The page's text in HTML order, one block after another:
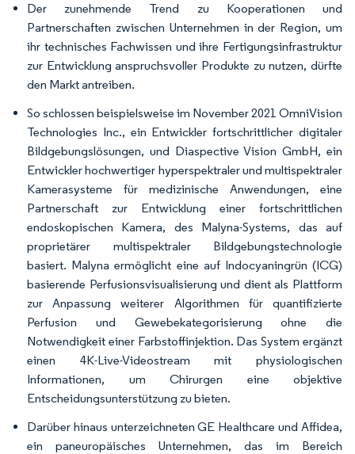
Der zunehmende Trend zu Kooperationen und
Partnerschaften zwischen Unternehmen in der Region, um
ihr technisches Fachwissen und ihre Fertigungsinfrastruktur
zur Entwicklung anspruchsvoller Produkte zu nutzen, dürfte
den Markt antreiben.
So schlossen beispielsweise im November 2021 OmniVision
Technologies Inc., ein Entwickler fortschrittlicher digitaler
Bildgebungslösungen, und Diaspective Vision GmbH, ein
Entwickler hochwertiger hyperspektraler und multispektraler
Kamerasysteme für medizinische Anwendungen, eine
Partnerschaft zur Entwicklung einer fortschrittlichen
endoskopischen Kamera, des Malyna-Systems, das auf
proprietärer multispektraler Bildgebungstechnologie
basiert. Malyna ermöglicht eine auf Indocyaningrün (ICG)
basierende Perfusionsvisualisierung und dient als Plattform
zur Anpassung weiterer Algorithmen für quantifizierte
Perfusion und Gewebekategorisierung ohne die
Notwendigkeit einer Farbstoffinjektion. Das System ergänzt
einen 4K-Live-Videostream mit physiologischen
Informationen, um Chirurgen eine objektive
Entscheidungsunterstützung zu bieten.
Darüber hinaus unterzeichneten GE Healthcare und Affidea,
ein paneuropäisches Unternehmen, das im Bereich